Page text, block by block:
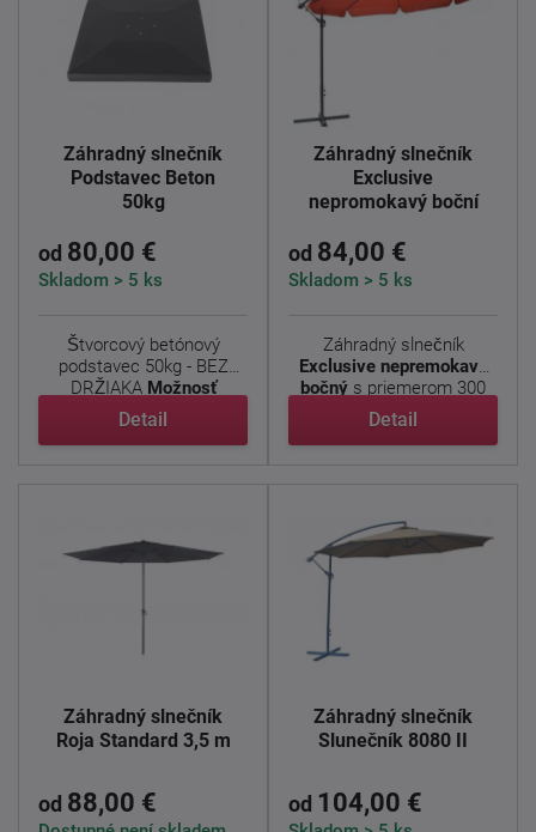
Záhradný slnečník
Podstavec Beton
50kg
od 80,00 €
Skladom > 5 ks
Štvorcový betónový
podstavec 50kg - BEZ
DRŽIAKA Možnosť
DVOJHO ...
Detail
Záhradný slnečník
Exclusive
nepromokavý boční
od 84,00 €
Skladom > 5 ks
Záhradný slnečník
Exclusive nepremokavý
bočný s priemerom 300
cm. ...
Detail
Záhradný slnečník
Roja Standard 3,5 m
od 88,00 €
Záhradný slnečník
Slunečník 8080 II
od 104,00 €